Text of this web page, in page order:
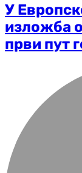
У
изложба
први пут